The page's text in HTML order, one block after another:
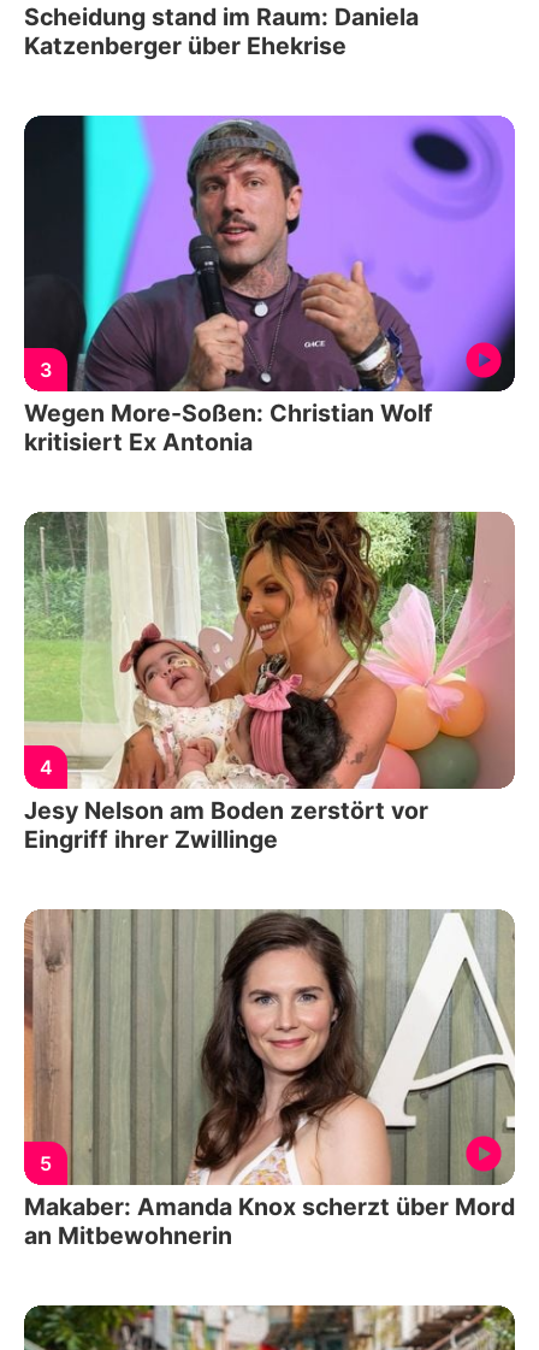
Scheidung stand im Raum: Daniela
Katzenberger über Ehekrise
3
Wegen More-Soßen: Christian Wolf
kritisiert Ex Antonia
4
Jesy Nelson am Boden zerstört vor
Eingriff ihrer Zwillinge
5
Makaber: Amanda Knox scherzt über Mord
an Mitbewohnerin